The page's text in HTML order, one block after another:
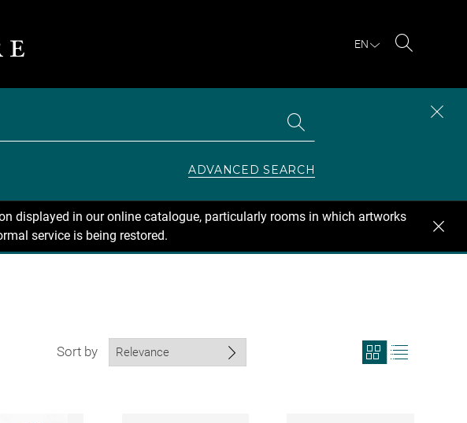
EN
ADVANCED SEARCH
displayed in our online catalogue, particularly rooms in which artworks
service is being restored.
Sort by
View
search